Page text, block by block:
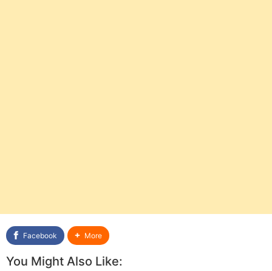
Facebook More
You Might Also Like: